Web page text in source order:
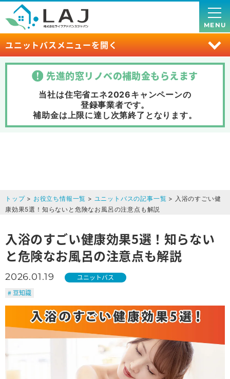
ユニットバスメニューを開く
MENU
先進的窓リノベの補助金もらえます
当社は住宅省エネ2026キャンペーンの
登録事業者です。
補助金は上限に達し次第終了 となります。
トップ> お役立ち情報一覧 > ユニットバスの記事一覧 > 入浴のすごい健
康効果5選！知らないと危険なお風呂の注意点も解説
入浴のすごい健康効果5選！知らない
と危険なお風呂の注意点も解説
2026.01.19
ユニットバス
# 豆知識